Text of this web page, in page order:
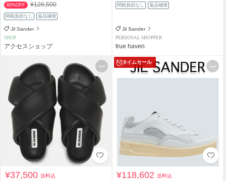
80%OFF ¥126,500
関税負担なし 返品補償
Jil Sander
SHOP
アクセスショップ
関税負担なし 返品補償
Jil Sander
PERSONAL SHOPPER
true haven
¥37,500送料込
タイムセール
¥118,602送料込